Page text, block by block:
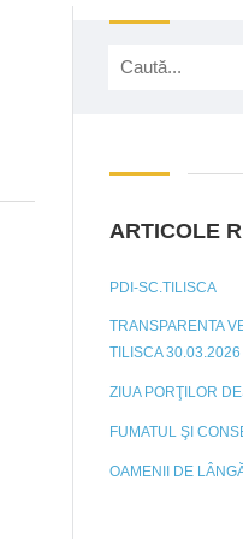
Căutare:
ARTICOLE
PDI-SC.TILISCA
TRANSPARENTA
TILISCA 30.03.2026
ZIUA PORŢILOR
FUMATUL ŞI
OAMENII DE